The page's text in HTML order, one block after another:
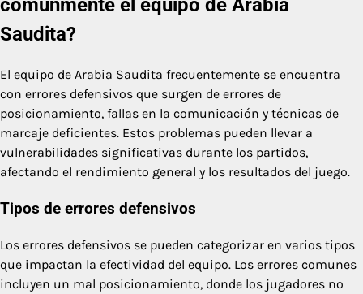
comúnmente el equipo de Arabia
Saudita?
El equipo de Arabia Saudita frecuentemente se encuentra
con errores defensivos que surgen de errores de
posicionamiento, fallas en la comunicación y técnicas de
marcaje deficientes. Estos problemas pueden llevar a
vulnerabilidades significativas durante los partidos,
afectando el rendimiento general y los resultados del juego.
Tipos de errores defensivos
Los errores defensivos se pueden categorizar en varios tipos
que impactan la efectividad del equipo. Los errores comunes
incluyen un mal posicionamiento, donde los jugadores no